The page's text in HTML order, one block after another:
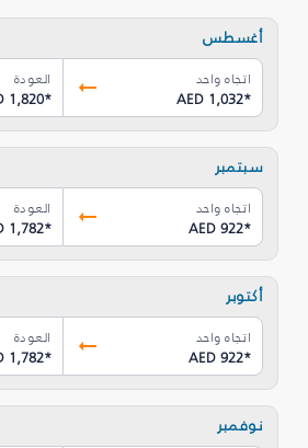
أغسطس
اتجاه واحد
AED 1,032*
العودة
1,820*
سبتمبر
اتجاه واحد
AED 922*
العودة
1,782*
أكتوبر
اتجاه واحد
AED 922*
العودة
1,782*
نوفمبر